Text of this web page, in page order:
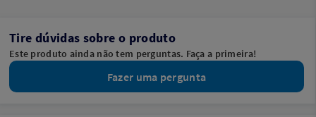
Tire dúvidas sobre o produto
Este produto ainda não tem perguntas. Faça a primeira!
Fazer uma pergunta